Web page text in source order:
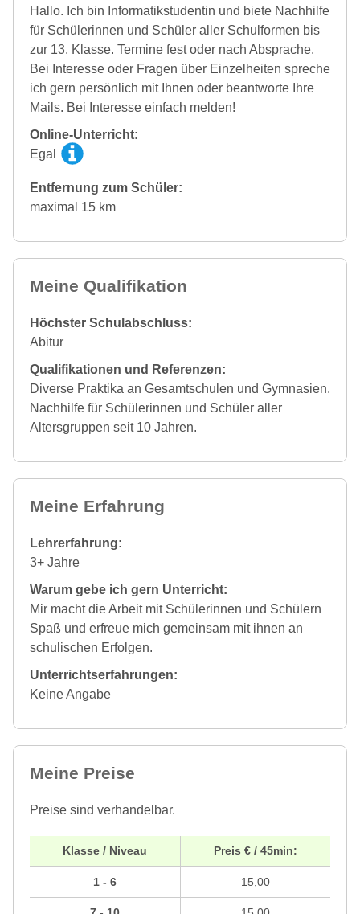
Hallo. Ich bin Informatikstudentin und biete Nachhilfe
für Schülerinnen und Schüler aller Schulformen bis
zur 13. Klasse. Termine fest oder nach Absprache.
Bei Interesse oder Fragen über Einzelheiten spreche
ich gern persönlich mit Ihnen oder beantworte Ihre
Mails. Bei Interesse einfach melden!
Online-Unterricht:
Egal
Entfernung zum Schüler:
maximal 15 km
Meine Qualifikation
Höchster Schulabschluss:
Abitur
Qualifikationen und Referenzen:
Diverse Praktika an Gesamtschulen und Gymnasien.
Nachhilfe für Schülerinnen und Schüler aller
Altersgruppen seit 10 Jahren.
Meine Erfahrung
Lehrerfahrung:
3+ Jahre
Warum gebe ich gern Unterricht:
Mir macht die Arbeit mit Schülerinnen und Schülern
Spaß und erfreue mich gemeinsam mit ihnen an
schulischen Erfolgen.
Unterrichtserfahrungen:
Keine Angabe
Meine Preise
Preise sind verhandelbar.
Klasse / Niveau
1 - 6
Preis € / 45min:
15,00